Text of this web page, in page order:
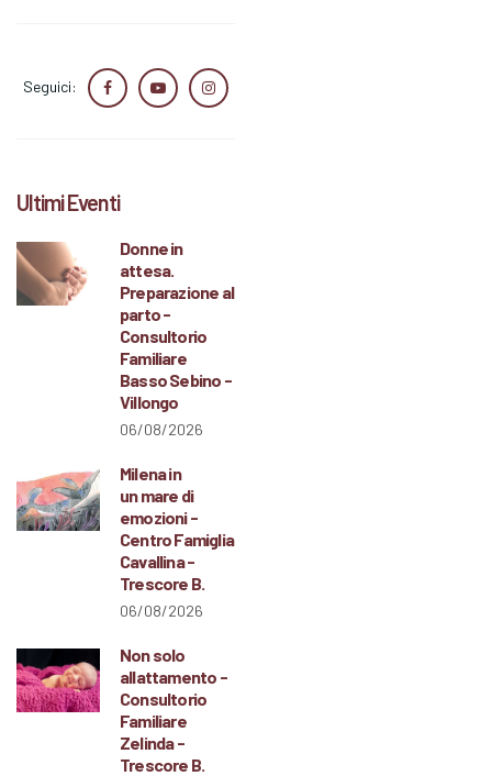
Seguici:
Ultimi Eventi
Donne in
attesa.
Preparazione al
parto -
Consultorio
Familiare
Basso Sebino -
Villongo
06/08/2026
Milena in
un mare di
emozioni -
Centro Famiglia
Cavallina -
Trescore B.
06/08/2026
Non solo
allattamento -
Consultorio
Familiare
Zelinda -
Trescore B.